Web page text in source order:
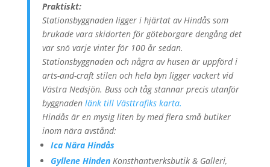
Praktiskt:
Stationsbyggnaden ligger i hjärtat av Hindås som
brukade vara skidorten för göteborgare dengång det
var snö varje vinter för 100 år sedan.
Stationsbyggnaden och några av husen är uppförd i
arts-and-craft stilen och hela byn ligger vackert vid
Västra Nedsjön. Buss och tåg stannar precis utanför
byggnaden länk till Västtrafiks karta.
Hindås är en mysig liten by med flera små butiker
inom nära avstånd:
Ica Nära Hindås
Gyllene Hinden Konsthantverksbutik & Galleri,